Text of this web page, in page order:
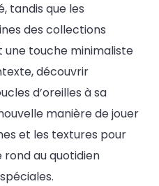
tandis que les
des collections
touche minimaliste
découvrir
d’oreilles à sa
manière de jouer
et les textures pour
rond au quotidien